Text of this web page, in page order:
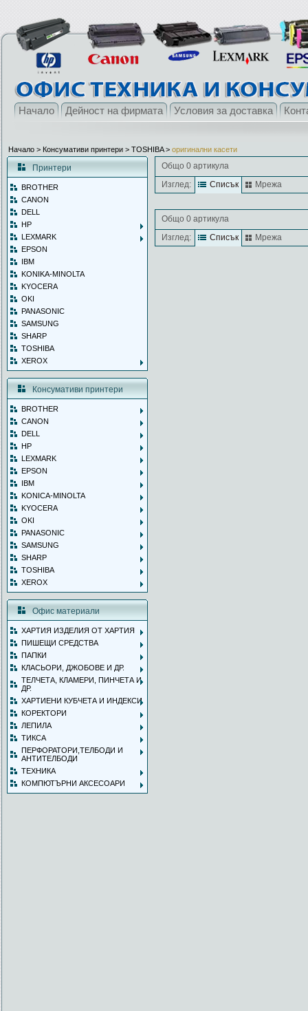
Начало Дейност на фирмата Условия за доставка
Начало > Консумативи принтери > TOSHIBA> оригинални касети
Принтери
BROTHER
CANON
DELL
HP
LEXMARK
EPSON
IBM
KONIKA-MINOLTA
KYOCERA
OKI
PANASONIC
SAMSUNG
SHARP
TOSHIBA
XEROX
Консумативи принтери
BROTHER
CANON
DELL
HP
LEXMARK
EPSON
IBM
KONICA-MINOLTA
KYOCERA
OKI
PANASONIC
SAMSUNG
SHARP
TOSHIBA
XEROX
Офис материали
ХАРТИЯ ИЗДЕЛИЯ ОТ ХАРТИЯ
ПИШЕЩИ СРЕДСТВА
ПАПКИ
КЛАСЬОРИ, ДЖОБОВЕ И ДР.
ТЕЛЧЕТА, КЛАМЕРИ, ПИНЧЕТА И
ДР.
ХАРТИЕНИ КУБЧЕТА И ИНДЕКСИ
КОРЕКТОРИ
ЛЕПИЛА
ТИКСА
ПЕРФОРАТОРИ,ТЕЛБОДИ И
АНТИТЕЛБОДИ
ТЕХНИКА
КОМПЮТЪРНИ АКСЕСОАРИ
Общо 0 артикула
Изглед:
Списък Мрежа
Общо 0 артикула
Изглед:
Списък Мрежа